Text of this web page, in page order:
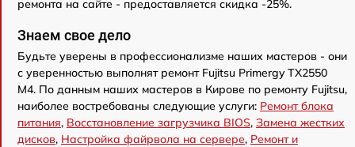
ремонта на сайте - предоставляется скидка -25%.
Знаем свое дело
Будьте уверены в профессионализме наших мастеров - они
с уверенностью выполнят ремонт Fujitsu Primergy TX2550
M4. По данным наших мастеров в Кирове по ремонту Fujitsu,
наиболее востребованы следующие услуги: Ремонт блока
питания, Восстановление загрузчика BIOS, Замена жестких
дисков, Настройка файрвола на сервере, Ремонт и